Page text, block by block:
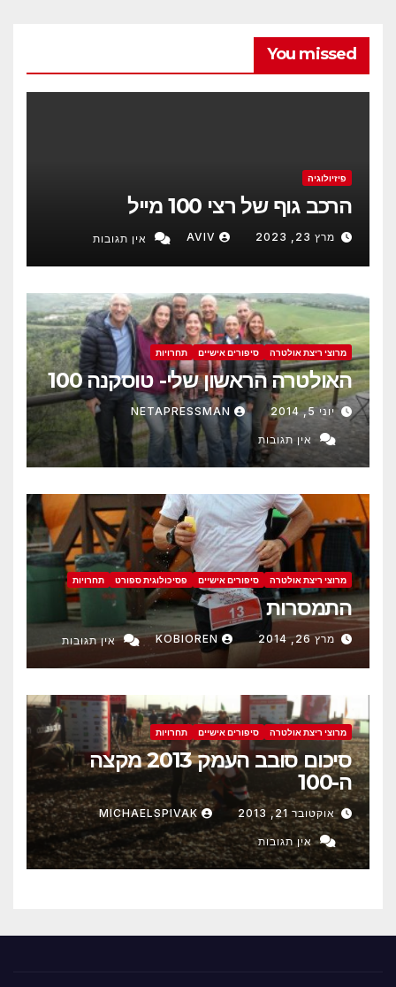
You missed
פיזיולוגיה
הרכב גוף של רצי 100 מייל
מרץ 23, 2023 AVIV אין תגובות
מרוצי ריצת אולטרה סיפורים אישיים תחרויות
האולטרה הראשון שלי- טוסקנה 100
יוני 5, 2014 NETAPRESSMAN
אין תגובות
מרוצי ריצת אולטרה סיפורים אישיים פסיכולוגית ספורט תחרויות
התמסרות
מרץ 26, 2014 KOBIOREN אין תגובות
מרוצי ריצת אולטרה סיפורים אישיים תחרויות
סיכום סובב העמק 2013 מקצה
ה-100
אוקטובר 21, 2013 MICHAELSPIVAK
אין תגובות